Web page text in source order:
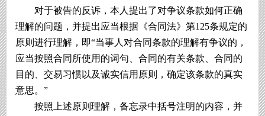
对于被告的反诉，本人提出了对争议条款如何正确
理解的问题，并提出应当根据《合同法》第125条规定的
原则进行理解，即“当事人对合同条款的理解有争议的，
应当按照合同所使用的词句、合同的有关条款、合同的
目的、交易习惯以及诚实信用原则，确定该条款的真实
意思。”
按照上述原则理解，备忘录中括号注明的内容，并